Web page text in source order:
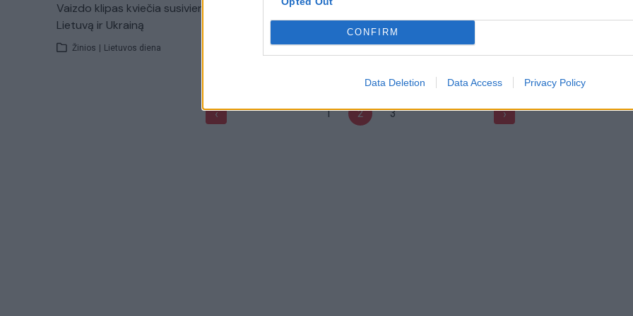
CONFIRM
Data Deletion Data Access Privacy Policy
Vaizdo klipas kviečia susivienyti
Lietuvą ir Ukrainą
Žinios Lietuvos diena
„Time-lapse“ filmuke – pagreitintas
gyvenimas Rio de Žaneire
Videoteka | Brazilija 2014
Taivano gatvėse
‹ 1 2 3 ›